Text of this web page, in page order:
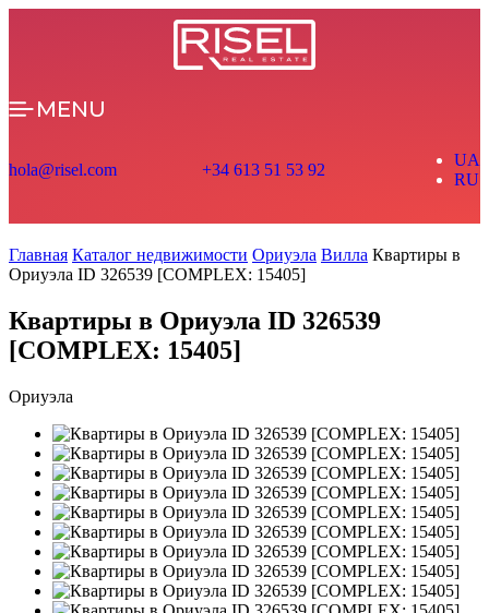
MENU
hola@risel.com +34 613 51 53 92
UA
RU
Главная Каталог недвижимости Ориуэла Вилла Квартиры в
Ориуэла ID 326539 [COMPLEX: 15405]
Квартиры в Ориуэла ID 326539
[COMPLEX: 15405]
Ориуэла